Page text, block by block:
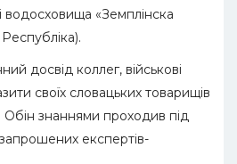
водосховища «Земплінска
досвід коллег, військові
своїх словацьких товарищів
знаннями проходив під
експертів-